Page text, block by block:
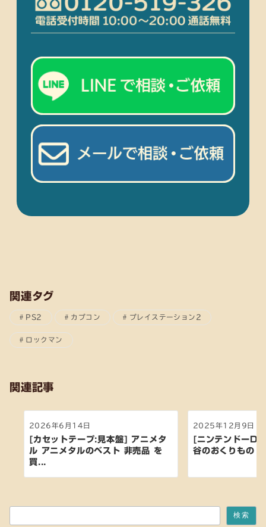
関連タグ
PS2 カプコン プレイステーション2
ロックマン
関連記事
2026年6月14日
[カセットテープ:見本盤] アニメタ
ル アニメタルのベスト 非売品 を
買...
2025年12月9日
[ニンテンドー
谷のおくりもの
検索